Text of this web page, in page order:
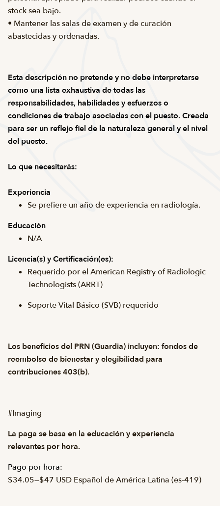
stock sea bajo.
• Mantener las salas de examen y de curación
abastecidas y ordenadas.
Esta descripción no pretende y no debe interpretarse
como una lista exhaustiva de todas las
responsabilidades, habilidades y esfuerzos o
condiciones de trabajo asociadas con el puesto. Creada
para ser un reflejo fiel de la naturaleza general y el nivel
del puesto.
Lo que necesitarás:
Experiencia
Se prefiere un año de experiencia en radiología.
Educación
N/A
Licencia(s) yCertificación(es):
Requerido por el American Registry of Radiologic
Technologists (ARRT)
Soporte Vital Básico (SVB) requerido
Los beneficios del PRN (Guardia) incluyen: fondos de
reembolso de bienestar y elegibilidad para
contribuciones 403(b).
#Imaging
La paga se basa en la educación y experiencia
relevantes por hora.
Pago por hora:
$34.05—$47 USD Español de América Latina (es-419)